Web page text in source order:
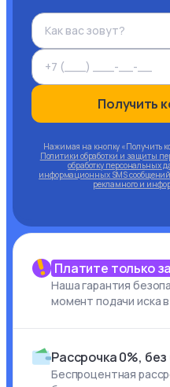
Получить
Нажимая на кнопку «Получить
Политики обработки и защиты
обработку персональных
информационных SMS сообщений
рекламного и
Платите только
Наша гарантия
момент подачи иска
Рассрочка 0%,
Беспроцентная